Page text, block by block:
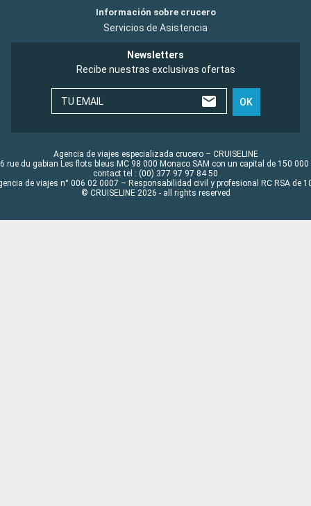
Información sobre crucero
Servicios de Asistencia
Newsletters
Recibe nuestras exclusivas ofertas
TU EMAIL OK
Agencia de viajes especializada crucero – CRUISELINE
rue du gabian Les flots bleus MC 98 000 Monaco SAM con un capital de 150 000
contact tel : (00) 377 97 97 84 50
de viajes n° 006 02 0007 – Responsabilidad civil y profesional RC RSA de
© CRUISELINE 2026 - all rights reserved